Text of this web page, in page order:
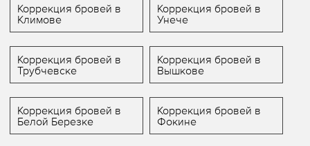
Коррекция бровей в
Климове
Коррекция бровей в
Унече
Коррекция бровей в
Трубчевске
Коррекция бровей в
Вышкове
Коррекция бровей в
Белой Березке
Коррекция бровей в
Фокине